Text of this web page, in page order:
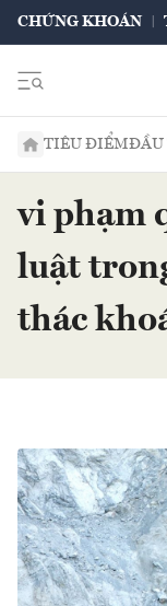
CHỨNG KHOÁN
TIÊU ĐIỂMĐẦU
vi phạm
luật
thác